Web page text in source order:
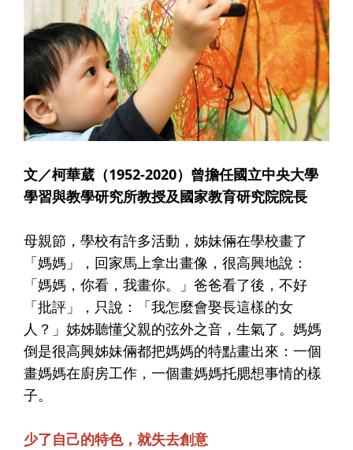
文／柯華葳（1952-2020）曾擔任國立中央大學
學習與教學研究所教授及國家教育研究院院長
母親節，學校有許多活動，姊妹倆在學校畫了
「媽媽」，回家馬上拿出畫像，很高興地說：
「媽媽，你看，我畫你。」爸爸看了後，不好
「批評」，只說：「我怎麼會娶長這樣的女
人？」姊姊聽懂父親的弦外之音，生氣了。媽媽
倒是很高興姊妹倆都把媽媽的特點畫出來：一個
畫媽媽在廚房工作，一個畫媽媽托腮想事情的樣
子。
少了自己的特色，就失去創意